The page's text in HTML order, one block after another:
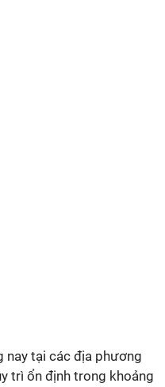
nay tại các địa phương
trì ổn định trong khoảng